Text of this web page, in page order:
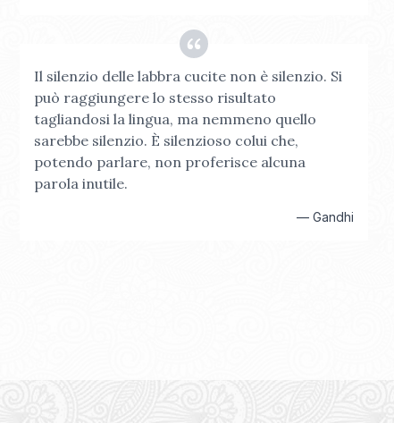
Il silenzio delle labbra cucite non è silenzio. Si
può raggiungere lo stesso risultato
tagliandosi la lingua, ma nemmeno quello
sarebbe silenzio. È silenzioso colui che,
potendo parlare, non proferisce alcuna
parola inutile.
— Gandhi